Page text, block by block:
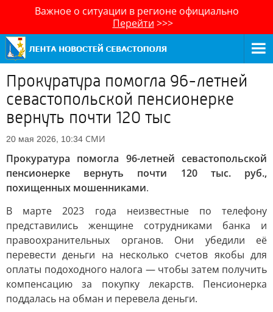
Важное о ситуации в регионе официально
Перейти >>>
Прокуратура помогла 96-летней
севастопольской пенсионерке
вернуть почти 120 тыс
20 мая 2026, 10:34 СМИ
Прокуратура помогла 96-летней севастопольской
пенсионерке вернуть почти 120 тыс. руб.,
похищенных мошенниками.
В марте 2023 года неизвестные по телефону
представились женщине сотрудниками банка и
правоохранительных органов. Они убедили её
перевести деньги на несколько счетов якобы для
оплаты подоходного налога — чтобы затем получить
компенсацию за покупку лекарств. Пенсионерка
поддалась на обман и перевела деньги.